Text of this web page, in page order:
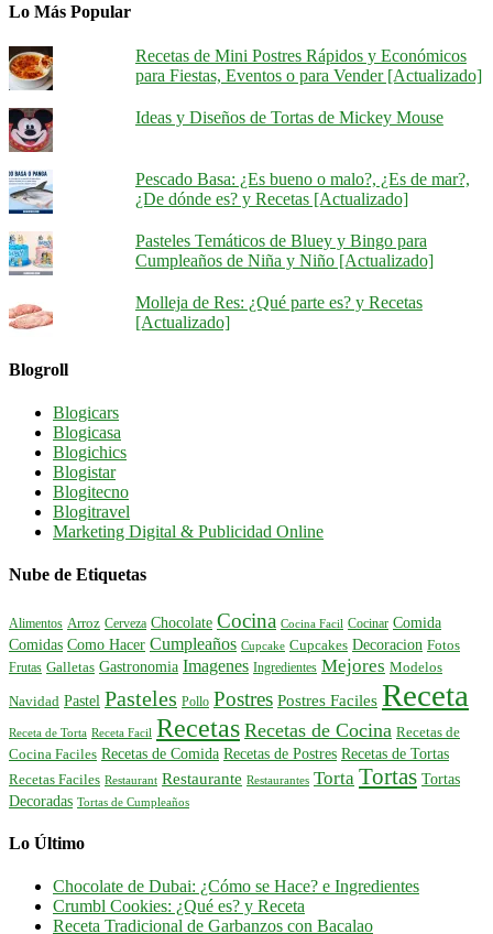
Lo Más Popular
Recetas de Mini Postres Rápidos y Económicos
para Fiestas, Eventos o para Vender [Actualizado]
Ideas y Diseños de Tortas de Mickey Mouse
Pescado Basa: ¿Es bueno o malo?, ¿Es de mar?,
¿De dónde es? y Recetas [Actualizado]
Pasteles Temáticos de Bluey y Bingo para
Cumpleaños de Niña y Niño [Actualizado]
Molleja de Res: ¿Qué parte es? y Recetas
[Actualizado]
Blogroll
Blogicars
Blogicasa
Blogichics
Blogistar
Blogitecno
Blogitravel
Marketing Digital & Publicidad Online
Nube de Etiquetas
Alimentos Arroz Cerveza Chocolate Cocina Cocina Facil Cocinar Comida
Comidas Como Hacer Cumpleaños Cupcake Cupcakes Decoracion Fotos
Frutas Galletas Gastronomia Imagenes Ingredientes Mejores Modelos
Navidad Pastel Pasteles Pollo Postres Postres Faciles Receta
Receta de Torta Receta Facil Recetas Recetas de Cocina Recetas de
Cocina Faciles Recetas de Comida Recetas de Postres Recetas de Tortas
Recetas Faciles Restaurant Restaurante Restaurantes Torta Tortas Tortas
Decoradas Tortas de Cumpleaños
Lo Último
Chocolate de Dubai: ¿Cómo se Hace? e Ingredientes
Crumbl Cookies: ¿Qué es? y Receta
Receta Tradicional de Garbanzos con Bacalao